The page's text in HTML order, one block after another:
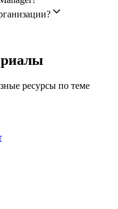
ресурсы по теме